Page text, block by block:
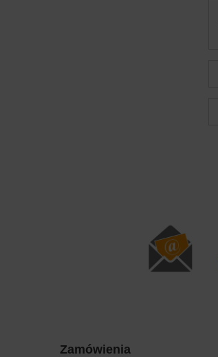
Zamówienia